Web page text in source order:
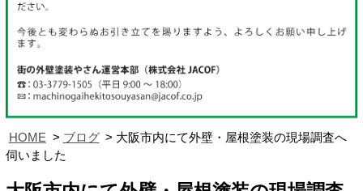
HOME ブログ
大阪市内にて外壁・屋根塗装の現場調査へ
伺いました